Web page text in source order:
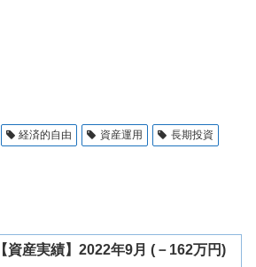
経済的自由 資産運用 長期投資
【資産実績】2022年9月 (－162万円)